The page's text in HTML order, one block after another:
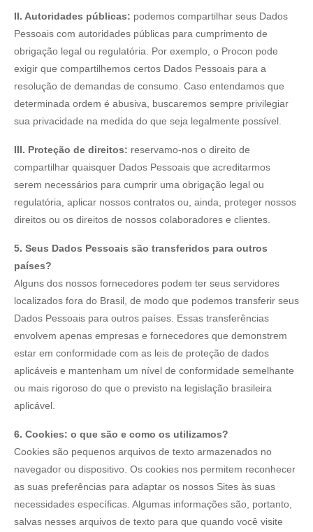
II. Autoridades públicas: podemos compartilhar seus Dados
Pessoais com autoridades públicas para cumprimento de
obrigação legal ou regulatória. Por exemplo, o Procon pode
exigir que compartilhemos certos Dados Pessoais para a
resolução de demandas de consumo. Caso entendamos que
determinada ordem é abusiva, buscaremos sempre privilegiar
sua privacidade na medida do que seja legalmente possível.
III. Proteção de direitos: reservamo-nos o direito de
compartilhar quaisquer Dados Pessoais que acreditarmos
serem necessários para cumprir uma obrigação legal ou
regulatória, aplicar nossos contratos ou, ainda, proteger nossos
direitos ou os direitos de nossos colaboradores e clientes.
5. Seus Dados Pessoais são transferidos para outros
países?
Alguns dos nossos fornecedores podem ter seus servidores
localizados fora do Brasil, de modo que podemos transferir seus
Dados Pessoais para outros países. Essas transferências
envolvem apenas empresas e fornecedores que demonstrem
estar em conformidade com as leis de proteção de dados
aplicáveis e mantenham um nível de conformidade semelhante
ou mais rigoroso do que o previsto na legislação brasileira
aplicável.
6. Cookies: o que são e como os utilizamos?
Cookies são pequenos arquivos de texto armazenados no
navegador ou dispositivo. Os cookies nos permitem reconhecer
as suas preferências para adaptar os nossos Sites às suas
necessidades específicas. Algumas informações são, portanto,
salvas nesses arquivos de texto para que quando você visite